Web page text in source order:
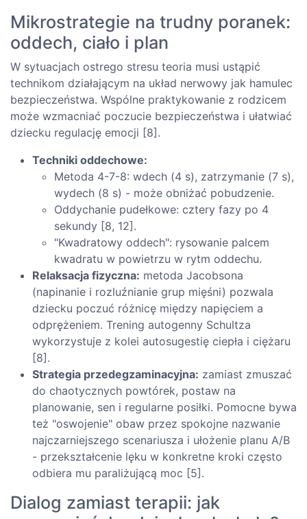
Mikrostrategie na trudny poranek:
oddech, ciało i plan
W sytuacjach ostrego stresu teoria musi ustąpić
technikom działającym na układ nerwowy jak hamulec
bezpieczeństwa. Wspólne praktykowanie z rodzicem
może wzmacniać poczucie bezpieczeństwa i ułatwiać
dziecku regulację emocji [8].
Techniki oddechowe:
Metoda 4-7-8: wdech (4 s), zatrzymanie (7 s),
wydech (8 s) - może obniżać pobudzenie.
Oddychanie pudełkowe: cztery fazy po 4
sekundy [8, 12].
"Kwadratowy oddech": rysowanie palcem
kwadratu w powietrzu w rytm oddechu.
Relaksacja fizyczna: metoda Jacobsona
(napinanie i rozluźnianie grup mięśni) pozwala
dziecku poczuć różnicę między napięciem a
odprężeniem. Trening autogenny Schultza
wykorzystuje z kolei autosugestię ciepła i ciężaru
[8].
Strategia przedegzaminacyjna: zamiast zmuszać
do chaotycznych powtórek, postaw na
planowanie, sen i regularne posiłki. Pomocne bywa
też "oswojenie" obaw przez spokojne nazwanie
najczarniejszego scenariusza i ułożenie planu A/B
- przekształcenie lęku w konkretne kroki często
odbiera mu paraliżującą moc [5].
Dialog zamiast terapii: jak